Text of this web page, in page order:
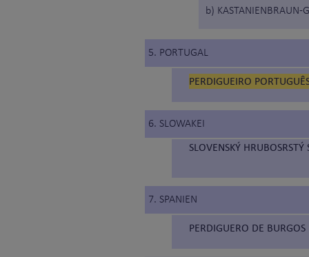
b) KASTANIENBRAUN-
5. PORTUGAL
PERDIGUEIRO
6. SLOWAKEI
SLOVENSKÝ
7. SPANIEN
PERDIGUERO DE